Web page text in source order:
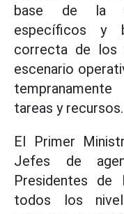
base de la
específicos y
correcta de los
escenario
tareas y recursos.
El Primer
Jefes de
Presidentes de
todos los